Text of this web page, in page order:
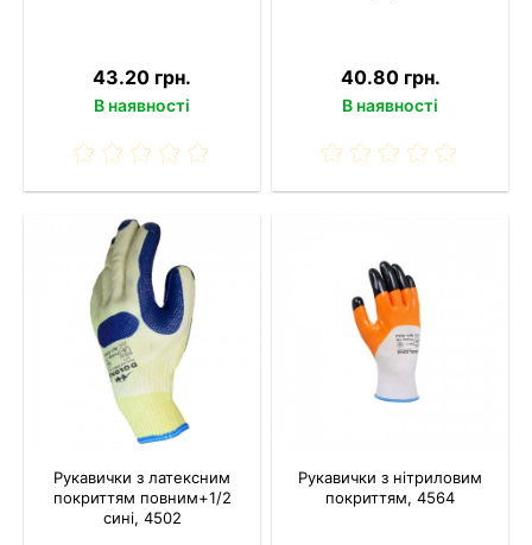
43.20 грн.
В наявності
40.80 грн.
В наявності
Рукавички з латексним
покриттям повним+1/2
сині, 4502
Рукавички з нітриловим
покриттям, 4564